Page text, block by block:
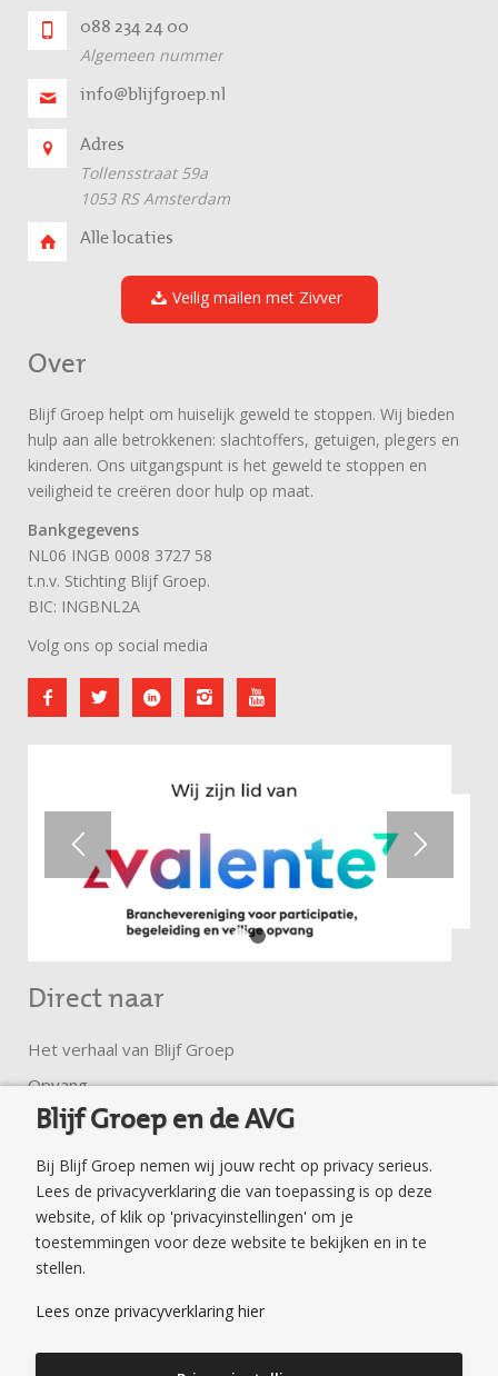
088 234 24 00
Algemeen nummer
info@blijfgroep.nl
Adres
Tollensstraat 59a
1053 RS Amsterdam
Alle locaties
Veilig mailen met Zivver
Over
Blijf Groep helpt om huiselijk geweld te stoppen. Wij bieden
hulp aan alle betrokkenen: slachtoffers, getuigen, plegers en
kinderen. Ons uitgangspunt is het geweld te stoppen en
veiligheid te creëren door hulp op maat.
Bankgegevens
NL06 INGB 0008 3727 58
t.n.v. Stichting Blijf Groep.
BIC: INGBNL2A
Volg ons op social media
Direct naar
Het verhaal van Blijf Groep
Opvang
Ambulante hulp
Trainingen en groepen
Klachtenregeling
Privacyverklaring
Veilig surfen en mailen
Blijf Groep en de AVG
Bij Blijf Groep nemen wij jouw recht op privacy serieus.
Lees de privacyverklaring die van toepassing is op deze
website, of klik op 'privacyinstellingen' om je
toestemmingen voor deze website te bekijken en in te
stellen.
Lees onze privacyverklaring hier